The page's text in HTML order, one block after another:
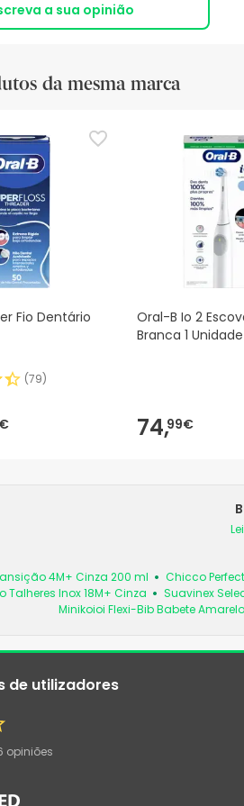
a sua opinião
da mesma marca
Fio Dentário
(79)
Oral-B Io 2
Branca 1 Unidade
74,99€
4M+ Cinza 200 ml Chicco
Talheres Inox 18M+ Cinza
Suavinex
Minikoioi Flexi-Bib Babete
de utilizadores
opiniões